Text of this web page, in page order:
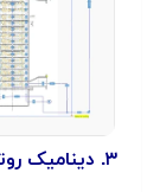
۳. دینامیک روتور و یاتاقان‌ها